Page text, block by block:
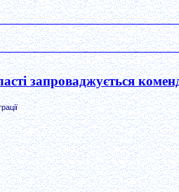
запроваджується